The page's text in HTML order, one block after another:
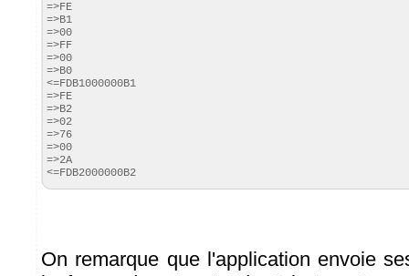
=>FE
=>B1
=>00
=>FF
=>00
=>B0
<=FDB1000000B1
=>FE
=>B2
=>02
=>76
=>00
=>2A
<=FDB2000000B2
On remarque que l'application envoie